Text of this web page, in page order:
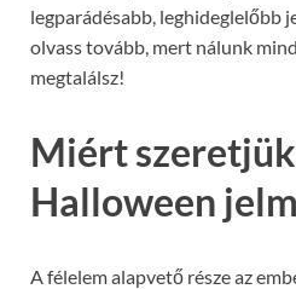
legparádésabb, leghideglelőbb
olvass tovább, mert nálunk
megtalálsz!
Miért
Halloween
A félelem alapvető része az